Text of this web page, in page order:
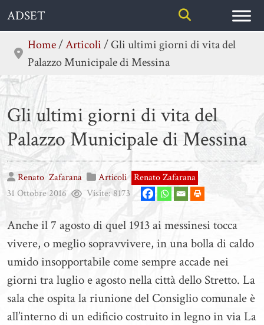
Skip
content
ADSET
Home/Articoli/Gli ultimi giorni di vita del
Palazzo Municipale di Messina
Gli ultimi giorni di vita del
Palazzo Municipale di Messina
Renato Zafarana Articoli Renato Zafarana
31 Ottobre 2016
Visite: 8173
Anche il 7 agosto di quel 1913 ai messinesi tocca
vivere, o meglio sopravvivere, in una bolla di caldo
umido insopportabile come sempre accade nei
giorni tra luglio e agosto nella città dello Stretto. La
sala che ospita la riunione del Consiglio comunale è
all’interno di un edificio costruito in legno in via La